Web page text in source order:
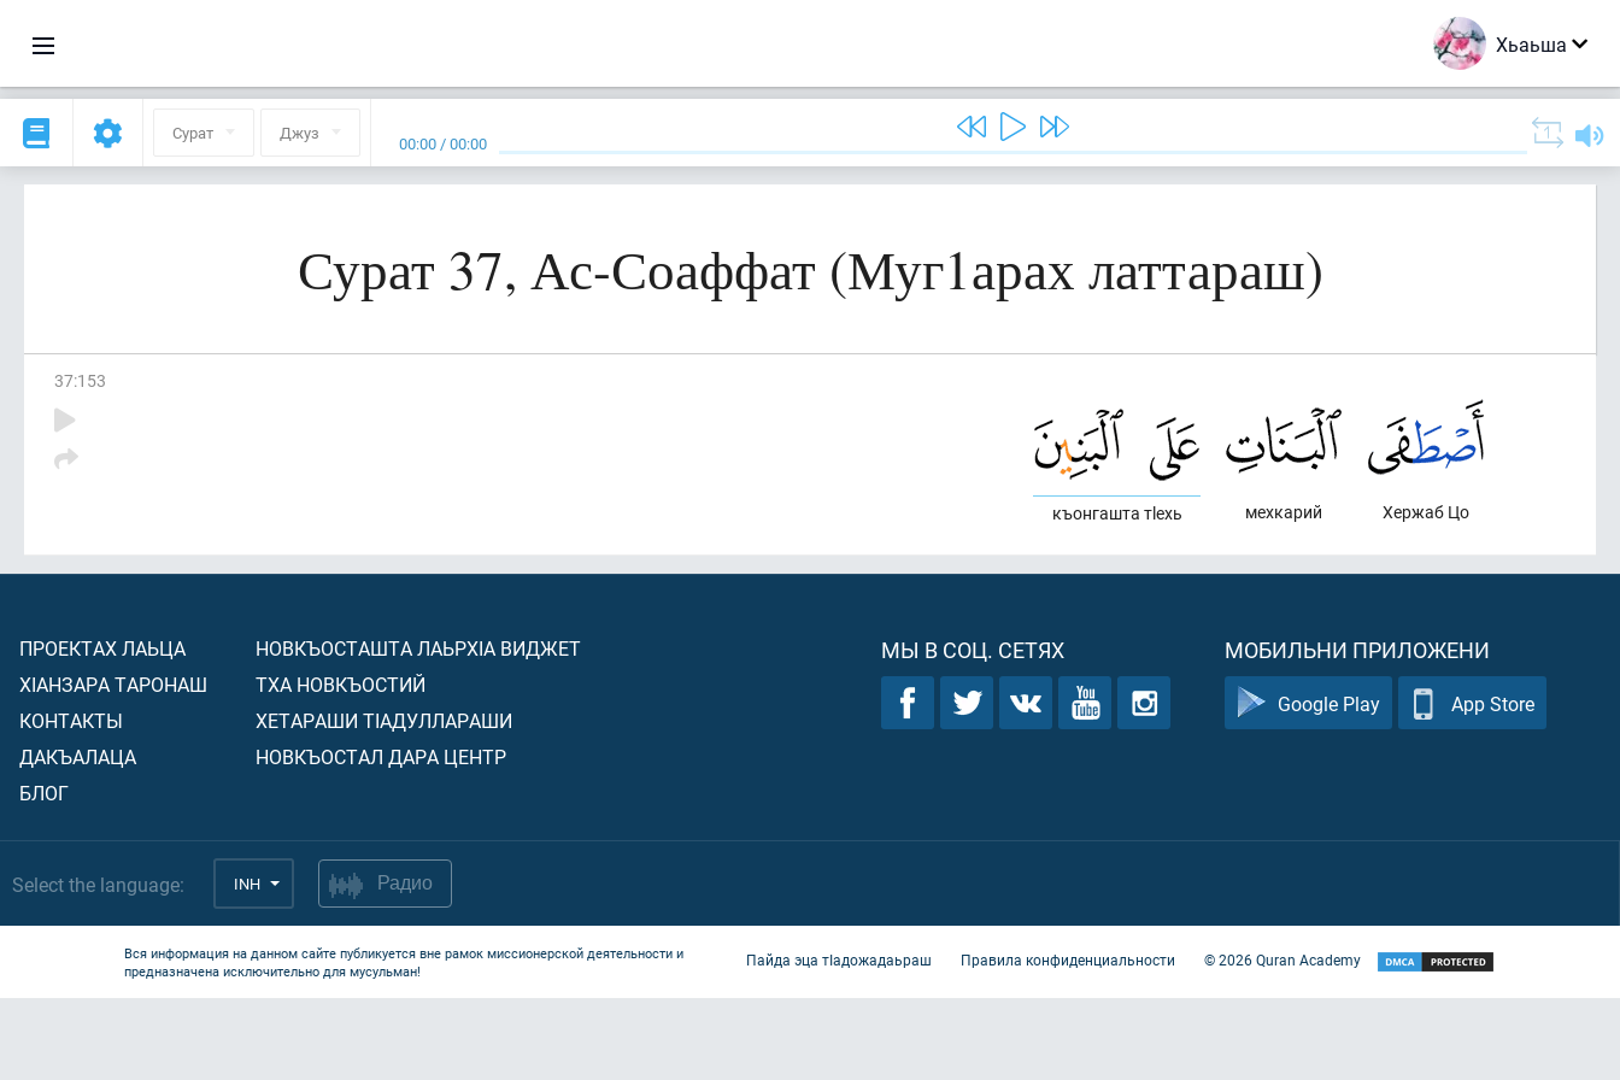
Хьаьша
Сурат Джуз 00:00 /00:00
Сурат 37, Ас-Соаффат (Муг1арах латтараш)
37:153
Хержаб Цо
мехкарий
къонгашта тlехь
ПРОЕКТАХ ЛАЬЦА
ХIАНЗАРА ТАРОНАШ
КОНТАКТЫ
ДАКЪАЛАЦА
БЛОГ
НОВКЪОСТАШТА ЛАЬРХIА ВИДЖЕТ
ТХА НОВКЪОСТИЙ
ХЕТАРАШИ ТIАДУЛЛАРАШИ
НОВКЪОСТАЛ ДАРА ЦЕНТР
МЫ В СОЦ. СЕТЯХ МОБИЛЬНИ ПРИЛОЖЕНИ
Google Play App Store
Select the language: INH Радио
Вся информация на данном сайте публикуется вне рамок миссионерской деятельности и
предназначена исключительно для мусульман!
Пайда эца тIадожадаьраш Правила конфиденциальности ©2026Quran Academy